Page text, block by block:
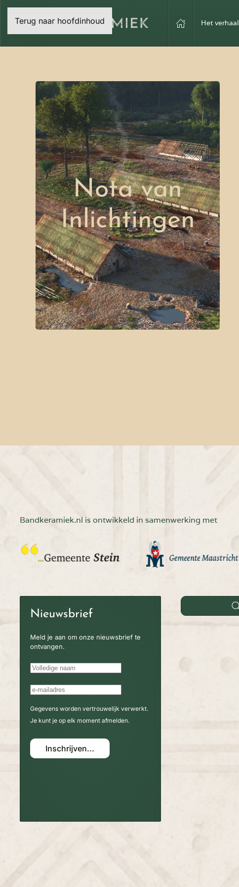
Terug naar hoofdinhoud Het verhaal
Nota van
Inlichtingen
Bandkeramiek.nl is ontwikkeld in samenwerking met
Nieuwsbrief
Meld je aan om onze nieuwsbrief te
ontvangen.
Gegevens worden vertrouwelijk verwerkt.
Je kunt je op elk moment afmelden.
Inschrijven...